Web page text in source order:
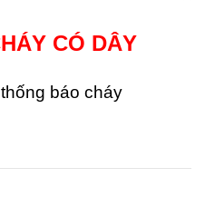
CÓ DÂY
báo cháy